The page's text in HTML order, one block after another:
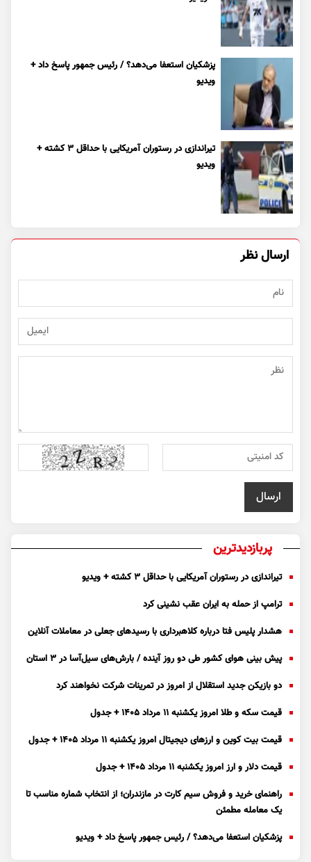
پزشکیان استعفا می‌دهد؟ / رئیس جمهور پاسخ داد +
ویدیو
تیراندازی در رستوران آمریکایی با حداقل ۳ کشته +
ویدیو
ارسال نظر
پربازدیدترین
تیراندازی در رستوران آمریکایی با حداقل ۳ کشته + ویدیو
ترامپ از حمله به ایران عقب نشینی کرد
هشدار پلیس فتا درباره کلاهبرداری با رسید‌های جعلی در معاملات آنلاین
پیش بینی هوای کشور طی دو روز آینده / بارش‌های سیل‌آسا در ۳ استان
دو بازیکن جدید استقلال از امروز در تمرینات شرکت نخواهند کرد
قیمت سکه و طلا امروز یکشنبه ۱۱ مرداد ۱۴۰۵ + جدول
قیمت بیت کوین و ارز‌های دیجیتال امروز یکشنبه ۱۱ مرداد ۱۴۰۵ + جدول
قیمت دلار و ارز امروز یکشنبه ۱۱ مرداد ۱۴۰۵ + جدول
راهنمای خرید و فروش سیم کارت در مازندران؛ از انتخاب شماره مناسب تا
یک معامله مطمئن
پزشکیان استعفا می‌دهد؟ / رئیس جمهور پاسخ داد + ویدیو